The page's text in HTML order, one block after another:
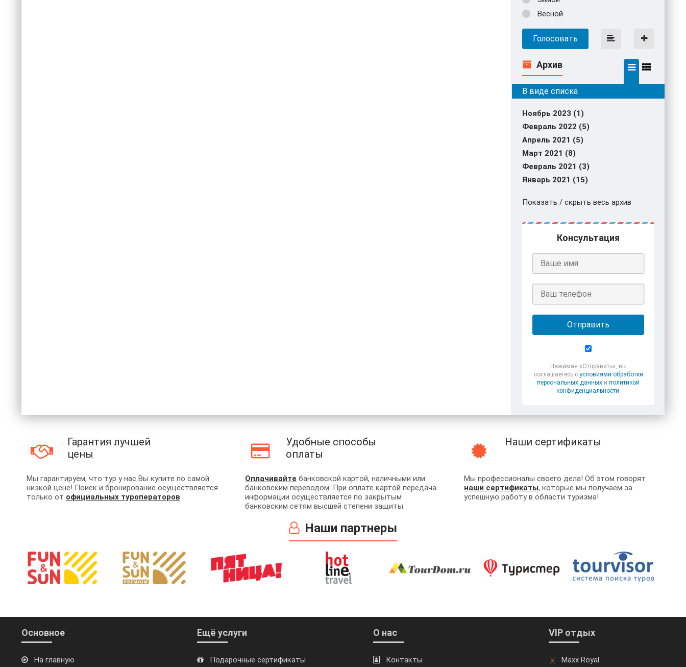
Весной
Голосовать
Архив
Ноябрь 2023 (1)
Февраль 2022 (5)
Апрель 2021 (5)
Март 2021 (8)
Февраль 2021 (3)
Январь 2021 (15)
Показать / скрыть весь архив
Консультация
Отправить
Нажимая «Отправить», вы
соглашаетесь с условиями обработки
персональных данных и политикой
конфиденциальности.
Гарантия лучшей
цены
Мы гарантируем, что тур у нас Вы купите по самой
низкой цене! Поиск и бронирование осуществляется
только от официальных туроператоров.
Удобные способы
оплаты
Оплачивайте банковской картой, наличными или
банковским переводом. При оплате картой передача
информации осуществляется по закрытым
банковским сетям высшей степени защиты.
Наши сертификаты
Мы профессионалы своего дела! Об этом говорят
наши сертификаты, которые мы получаем за
успешную работу в области туризма!
Наши партнеры
Основное
На главную
Ещё услуги
Подарочные сертификаты
О нас
Контакты
VIP отдых
Maxx Royal